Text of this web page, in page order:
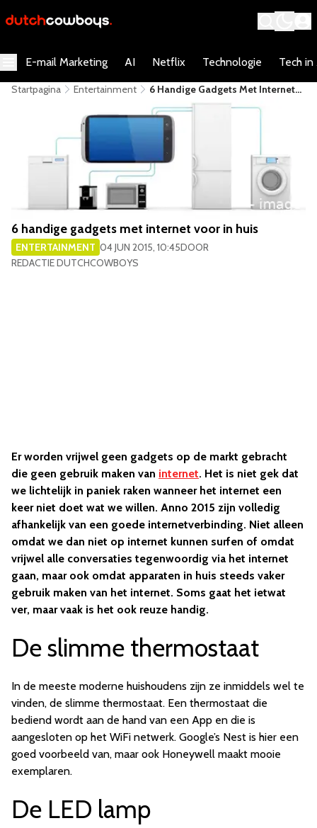
E-mail Marketing AI Netflix Technologie Tech in
Startpagina Entertainment
6 Handige Gadgets Met Internet
Voor In Huis
6 handige gadgets met internet voor in huis
ENTERTAINMENT 04 JUN 2015, 10:45DOOR
REDACTIE DUTCHCOWBOYS
Er worden vrijwel geen gadgets op de markt gebracht
die geen gebruik maken van internet. Het is niet gek dat
we lichtelijk in paniek raken wanneer het internet een
keer niet doet wat we willen. Anno 2015 zijn volledig
afhankelijk van een goede internetverbinding. Niet alleen
omdat we dan niet op internet kunnen surfen of omdat
vrijwel alle conversaties tegenwoordig via het internet
gaan, maar ook omdat apparaten in huis steeds vaker
gebruik maken van het internet. Soms gaat het ietwat
ver, maar vaak is het ook reuze handig.
De slimme thermostaat
In de meeste moderne huishoudens zijn ze inmiddels wel te
vinden, de slimme thermostaat. Een thermostaat die
bediend wordt aan de hand van een App en die is
aangesloten op het WiFi netwerk. Google’s Nest is hier een
goed voorbeeld van, maar ook Honeywell maakt mooie
exemplaren.
De LED lamp